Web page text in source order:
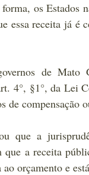
os Estados
essa receita já é
de Mato
4°, §1°, da Lei
de compensação
que a
que a receita
orçamento e